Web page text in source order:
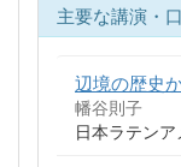
主要な講演・
辺境の歴史
幡谷則子
日本ラテン